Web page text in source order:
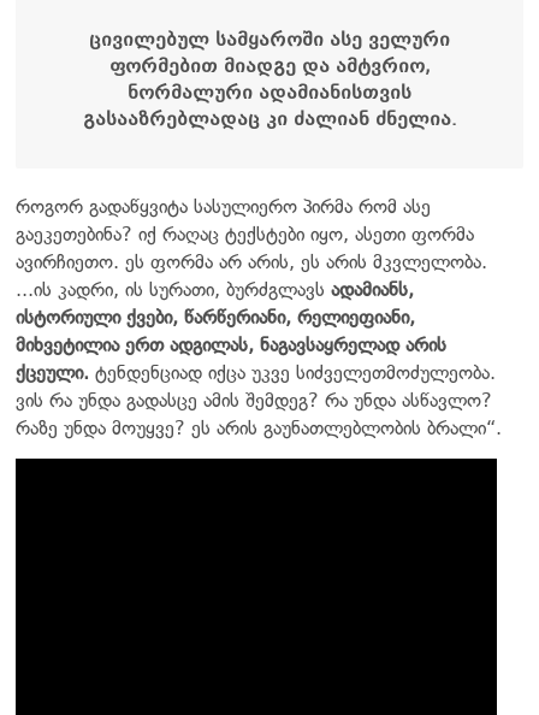
ცივილებულ სამყაროში ასე ველური
ფორმებით მიადგე და ამტვრიო,
ნორმალური ადამიანისთვის
გასააზრებლადაც კი ძალიან ძნელია.
როგორ გადაწყვიტა სასულიერო პირმა რომ ასე
გაეკეთებინა? იქ რაღაც ტექსტები იყო, ასეთი ფორმა
ავირჩიეთო. ეს ფორმა არ არის, ეს არის მკვლელობა.
...ის კადრი, ის სურათი, ბურძგლავს ადამიანს,
ისტორიული ქვები, წარწერიანი, რელიეფიანი,
მიხვეტილია ერთ ადგილას, ნაგავსაყრელად არის
ქცეული. ტენდენციად იქცა უკვე სიძველეთმოძულეობა.
ვის რა უნდა გადასცე ამის შემდეგ? რა უნდა ასწავლო?
რაზე უნდა მოუყვე? ეს არის გაუნათლებლობის ბრალი“.